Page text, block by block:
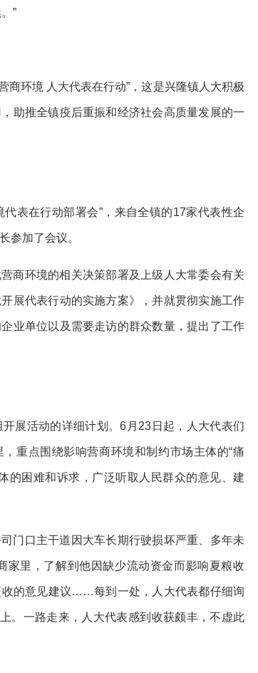
”
商环境 人大代表在行动”，这是兴隆镇人大积极
助推全镇疫后重振和经济社会高质量发展的一
表在行动部署会”，来自全镇的17家代表性企
参加了会议。
商环境的相关决策部署及上级人大常委会有关
展代表行动的实施方案》，并就贯彻实施工作
业单位以及需要走访的群众数量，提出了工作
展活动的详细计划。6月23日起，人大代表们
重点围绕影响营商环境和制约市场主体的“痛
的困难和诉求，广泛听取人民群众的意见、建
门口主干道因大车长期行驶损坏严重、多年未
里，了解到他因缺少流动资金而影响夏粮收
的意见建议……每到一处，人大代表都仔细询
。一路走来，人大代表感到收获颇丰，不虚此